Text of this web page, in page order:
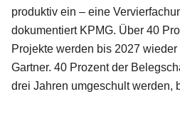
produktiv ein – eine
dokumentiert KPMG. Über 40
Projekte werden bis 2027
Gartner. 40 Prozent der
drei Jahren umgeschult werden,